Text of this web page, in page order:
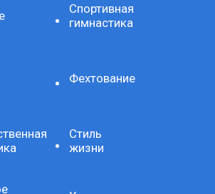
Спортивная
гимнастика
Фехтование
Стиль
жизни